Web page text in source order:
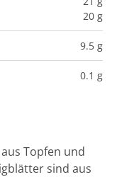
20 g
9.5 g
0.1 g
Topfen und
sind aus